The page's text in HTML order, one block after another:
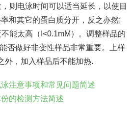
则电泳时间可以适当延长，以使目
和其它的蛋白质分开，反之亦然;
能太高（I<0.1mM）。调整样品的
否做好非变性样品非常重要。上样
外，加入样品后不能加热.
注意事项和常见问题简述
的检测方法简述